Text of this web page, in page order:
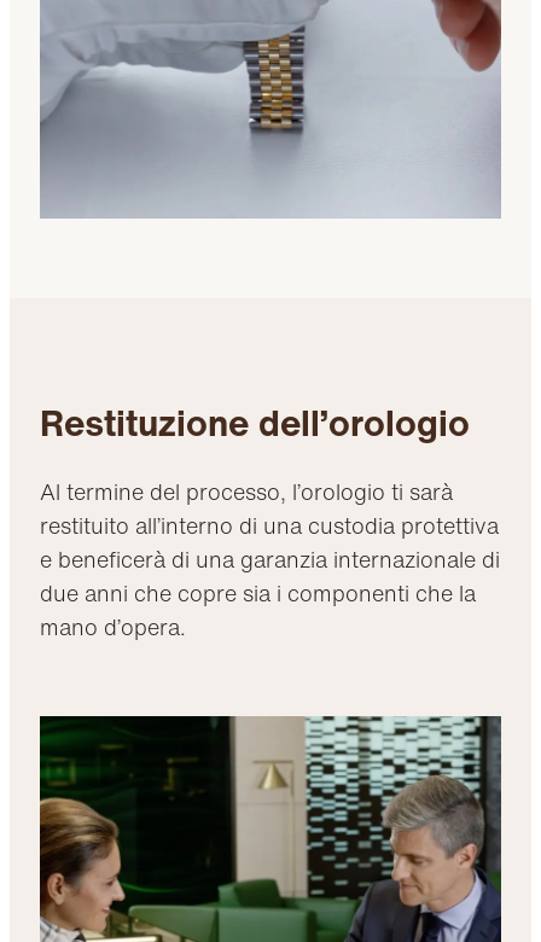
Restituzione dell’orologio
Al termine del processo, l’orologio ti sarà
restituito all’interno di una custodia protettiva
e beneficerà di una garanzia internazionale di
due anni che copre sia i componenti che la
mano d’opera.